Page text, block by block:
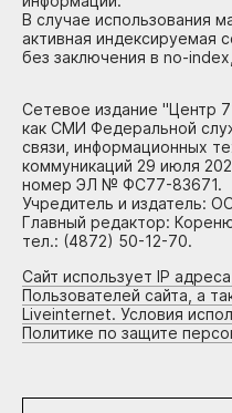
В случае использования
активная индексируемая
без заключения в no-
Сетевое издание "Центр
как СМИ Федеральной
связи, информационных
коммуникаций 29 июля
номер ЭЛ № ФС77-83671.
Учредитель и издатель:
Главный редактор:
тел.: (4872) 50-12-70.
Сайт использует IP
Пользователей сайта, а
Liveinternet. Условия
Политике по защите